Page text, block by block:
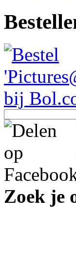
Zoek je